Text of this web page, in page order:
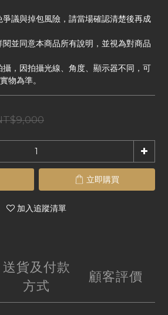
議與掉包風險，請當場確認清楚後再成
並同意本商品所有說明，並視為對商品
，因拍攝光線、角度、顯示器不同，可
物為準。
立即購買
加入追蹤清單
送貨及付款
方式
顧客評價